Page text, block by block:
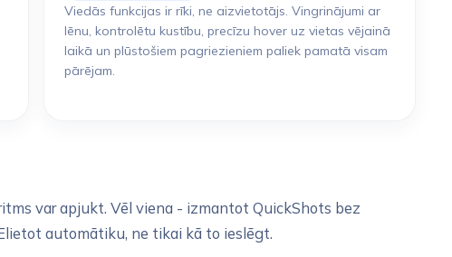
Viedās funkcijas ir rīki, ne aizvietotājs. Vingrinājumi ar
lēnu, kontrolētu kustību, precīzu hover uz vietas vējainā
laikā un plūstošiem pagriezieniem paliek pamatā visam
pārējam.
var apjukt. Vēl viena - izmantot QuickShots bez
automātiku, ne tikai kā to ieslēgt.